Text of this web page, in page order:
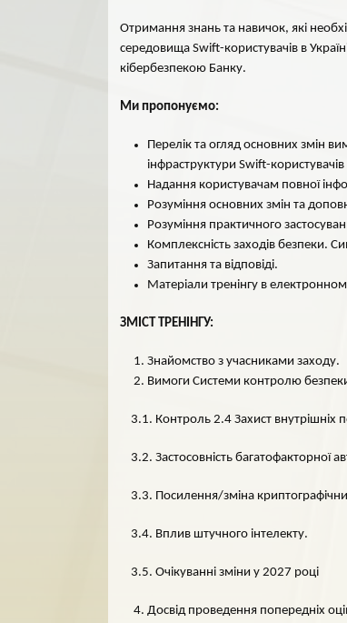
Отримання знань та навичок, які
середовища Swift-користувачів в
кібербезпекою Банку.
Ми пропонуємо:
Перелік та огляд основних змін
інфраструктури Swift-
Надання користувачам повної
Розуміння основних змін та
Розуміння практичного
Комплексність заходів безпеки.
Запитання та відповіді.
Матеріали тренінгу в
ЗМІСТ ТРЕНІНГУ:
Знайомство з учасниками заходу.
Вимоги Системи контролю безпеки
3.1. Контроль 2.4 Захист внутрішніх
3.2. Застосовність багатофакторної
3.3. Посилення/зміна
3.4. Вплив штучного інтелекту.
3.5. Очікуванні зміни у 2027 році
Досвід проведення попередніх